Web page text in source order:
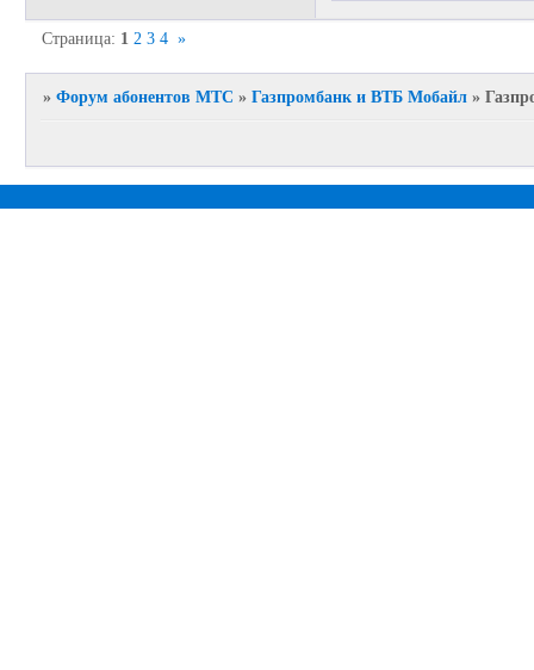
Страница: 1 2 3 4 »
»Форум абонентов МТС »Газпромбанк и ВТБ Мобайл »